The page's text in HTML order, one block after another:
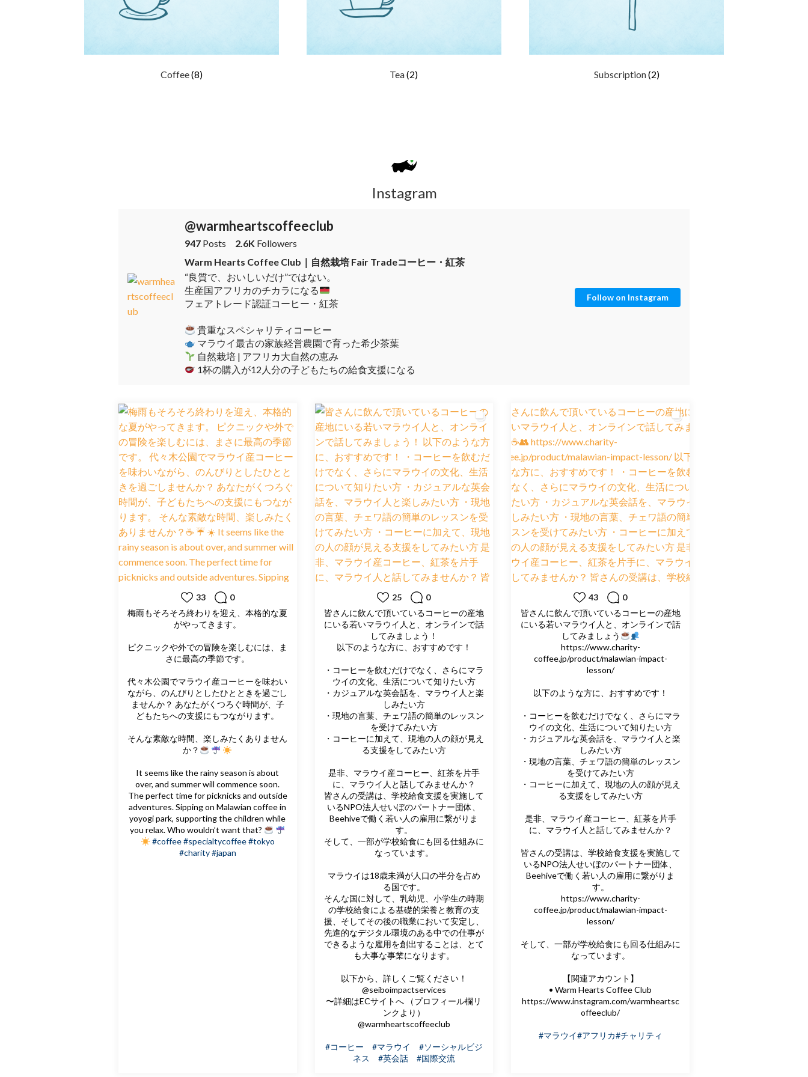
Coffee(8) Tea(2) Subscription(2)
Instagram
@warmheartscoffeeclub
947 Posts 2.6K Followers
Warm Hearts Coffee Club｜自然栽培 Fair Tradeコーヒー・紅茶
“良質で、おいしいだけ”ではない。
生産国アフリカのチカラになる
フェアトレード認証コーヒー・紅茶
貴重なスペシャリティコーヒー
マラウイ最古の家族経営農園で育った希少茶葉
自然栽培 | アフリカ大自然の恵み
1杯の購入が12人分の子どもたちの給食支援になる
Follow on Instagram
33
0
梅雨もそろそろ終わりを迎え、本格的な夏
がやってきます。
ピクニックや外での冒険を楽しむには、ま
さに最高の季節です。
代々木公園でマラウイ産コーヒーを味わい
ながら、のんびりとしたひとときを過ごし
ませんか？ あなたがくつろぐ時間が、子
どもたちへの支援にもつながります。
そんな素敵な時間、楽しみたくありません
か？
It seems like the rainy season is about
over, and summer will commence soon.
The perfect time for picknicks and outside
adventures. Sipping on Malawian coffee in
yoyogi park, supporting the children while
you relax. Who wouldn’t want that?
#coffee#specialtycoffee#tokyo
#charity#japan
25
0
皆さんに飲んで頂いているコーヒーの産地
にいる若いマラウイ人と、オンラインで話
してみましょう！
以下のような方に、おすすめです！
・コーヒーを飲むだけでなく、さらにマラ
ウイの文化、生活について知りたい方
・カジュアルな英会話を、マラウイ人と楽
しみたい方
・現地の言葉、チェワ語の簡単のレッスン
を受けてみたい方
・コーヒーに加えて、現地の人の顔が見え
る支援をしてみたい方
是非、マラウイ産コーヒー、紅茶を片手
に、マラウイ人と話してみませんか？
皆さんの受講は、学校給食支援を実施して
いるNPO法人せいぼのパートナー団体、
Beehiveで働く若い人の雇用に繋がりま
す。
そして、一部が学校給食にも回る仕組みに
なっています。
マラウイは18歳未満が人口の半分を占め
る国です。
そんな国に対して、乳幼児、小学生の時期
の学校給食による基礎的栄養と教育の支
援、そしてその後の職業において安定し、
先進的なデジタル環境のある中での仕事が
できるような雇用を創出することは、とて
も大事な事業になります。
以下から、詳しくご覧ください！
@seiboimpactservices
〜詳細はECサイトへ （プロフィール欄リ
ンクより）
@warmheartscoffeeclub
#コーヒー #マラウイ
#ソーシャルビジ
ネス
#英会話 #国際交流
43
0
皆さんに飲んで頂いているコーヒーの産地
にいる若いマラウイ人と、オンラインで話
してみましょう
https://www.charity-
coffee.jp/product/malawian-impact-
lesson/
以下のような方に、おすすめです！
・コーヒーを飲むだけでなく、さらにマラ
ウイの文化、生活について知りたい方
・カジュアルな英会話を、マラウイ人と楽
しみたい方
・現地の言葉、チェワ語の簡単のレッスン
を受けてみたい方
・コーヒーに加えて、現地の人の顔が見え
る支援をしてみたい方
是非、マラウイ産コーヒー、紅茶を片手
に、マラウイ人と話してみませんか？
皆さんの受講は、学校給食支援を実施して
いるNPO法人せいぼのパートナー団体、
Beehiveで働く若い人の雇用に繋がりま
す。
https://www.charity-
coffee.jp/product/malawian-impact-
lesson/
そして、一部が学校給食にも回る仕組みに
なっています。
【関連アカウント】
• Warm Hearts Coffee Club
https://www.instagram.com/warmheartsc
offeeclub/
#マラウイ#アフリカ#チャリティ